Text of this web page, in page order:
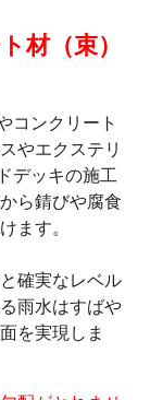
材（束）
コンクリート
やエクステリ
デッキの施工
ら錆びや腐食
ます。
確実なレベル
雨水はすばや
を実現しま